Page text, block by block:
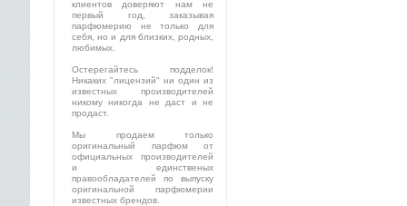
клиентов доверяют нам не
первый год, заказывая
парфюмерию не только для
себя, но и для близких, родных,
любимых.
Остерегайтесь подделок!
Никаких "лицензий" ни один из
известных производителей
никому никогда не даст и не
продаст.
Мы продаем только
оригинальный парфюм от
официальных производителей
и единственых
правообладателей по выпуску
оригинальной парфюмерии
известных брендов.